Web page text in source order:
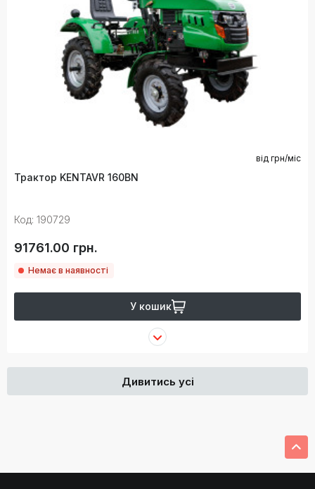
від грн/міс
Трактор KENTAVR 160BN
Код: 190729
91761.00 грн.
Немає в наявності
У кошик
Дивитись усі